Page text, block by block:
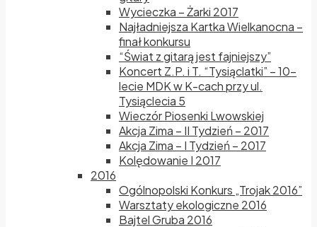
Wycieczka – Żarki 2017
Najładniejsza Kartka Wielkanocna –
finał konkursu
“Świat z gitarą jest fajniejszy”
Koncert Z.P. i T. “Tysiąclatki” – 10-
lecie MDK w K-cach przy ul.
Tysiąclecia 5
Wieczór Piosenki Lwowskiej
Akcja Zima – II Tydzień – 2017
Akcja Zima – I Tydzień – 2017
Kolędowanie I 2017
2016
Ogólnopolski Konkurs „Trojak 2016”
Warsztaty ekologiczne 2016
Bajtel Gruba 2016